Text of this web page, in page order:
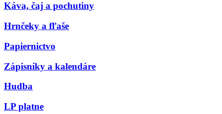
Káva, čaj a pochutiny
Hrnčeky a fľaše
Papiernictvo
Zápisníky a kalendáre
Hudba
LP platne